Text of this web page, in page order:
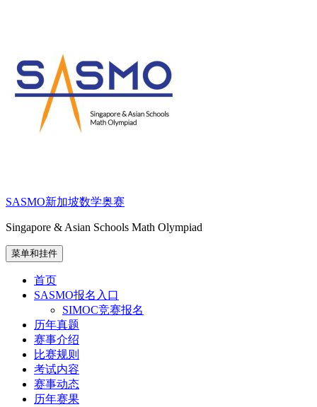
SASMO新加坡数学奥赛
Singapore & Asian Schools Math Olympiad
菜单和挂件
首页
SASMO报名入口
SIMOC竞赛报名
历年真题
赛事介绍
比赛规则
考试内容
赛事动态
历年赛果